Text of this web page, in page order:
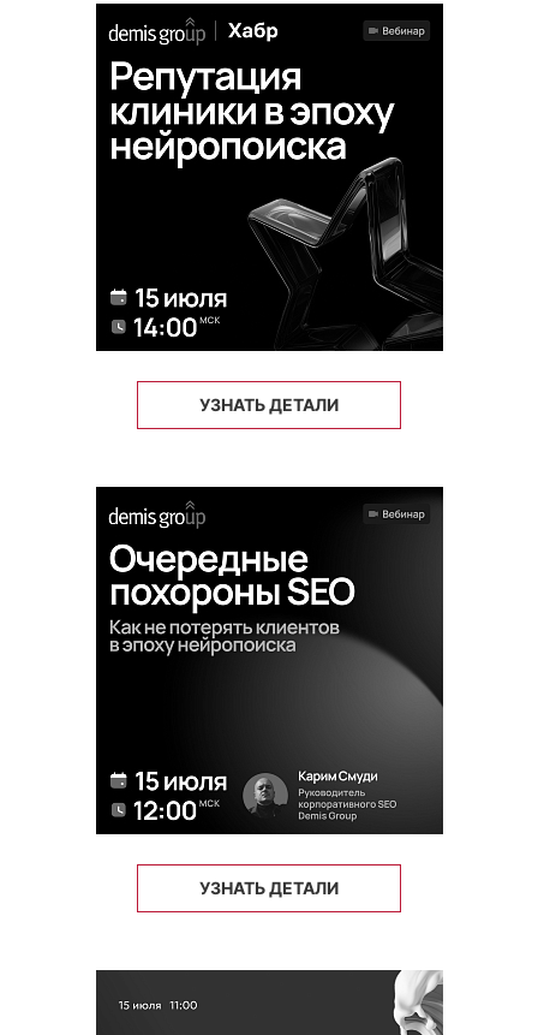
УЗНАТЬ ДЕТАЛИ
УЗНАТЬ ДЕТАЛИ